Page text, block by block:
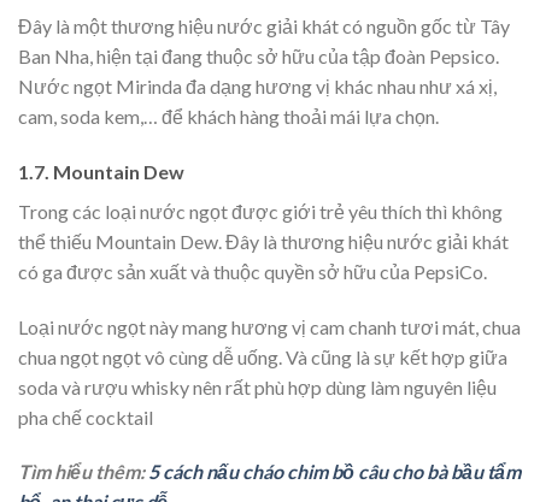
Đây là một thương hiệu nước giải khát có nguồn gốc từ Tây
Ban Nha, hiện tại đang thuộc sở hữu của tập đoàn Pepsico.
Nước ngọt Mirinda đa dạng hương vị khác nhau như xá xị,
cam, soda kem,… để khách hàng thoải mái lựa chọn.
1.7. Mountain Dew
Trong các loại nước ngọt được giới trẻ yêu thích thì không
thể thiếu Mountain Dew. Đây là thương hiệu nước giải khát
có ga được sản xuất và thuộc quyền sở hữu của PepsiCo.
Loại nước ngọt này mang hương vị cam chanh tươi mát, chua
chua ngọt ngọt vô cùng dễ uống. Và cũng là sự kết hợp giữa
soda và rượu whisky nên rất phù hợp dùng làm nguyên liệu
pha chế cocktail
Tìm hiểu thêm:5 cách nấu cháo chim bồ câu cho bà bầu tẩm